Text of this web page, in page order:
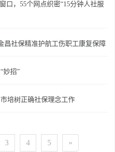
口，55个网点织密“15分钟人社服
昌社保精准护航工伤职工康复保障
妙招”
培树正确社保理念工作
3 4 5 »